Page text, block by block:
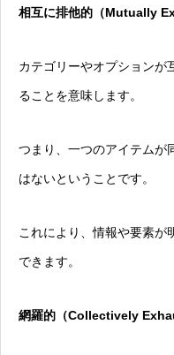
相互に排他的（Mutually
カテゴリーやオプションが
ることを意味します。
つまり、一つのアイテムが
はないということです。
これにより、情報や要素が
できます。
網羅的（Collectively